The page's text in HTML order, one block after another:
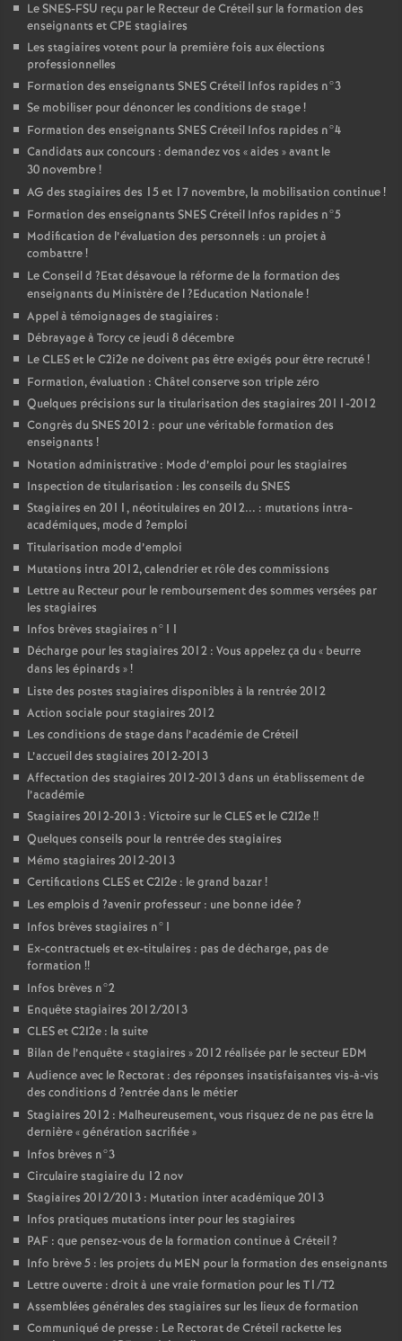
LeSNES-FSU reçu par le Recteur de Créteil sur la formation des
enseignants etCPE stagiaires
Les stagiaires votent pour la première fois aux élections
professionnelles
Formation des enseignants SNESCréteil Infos rapides n°3
Se mobiliser pour dénoncer les conditions de stage!
Formation des enseignants SNESCréteil Infos rapides n°4
Candidats aux concours : demandez vos «aides » avant le
30 novembre!
AG des stagiaires des 15 et 17 novembre, la mobilisation continue!
Formation des enseignants SNESCréteil Infos rapides n°5
Modification de l’évaluation des personnels : un projet à
combattre!
Le Conseil d ?Etat désavoue la réforme de la formation des
enseignants du Ministère de l?Education Nationale!
Appel à témoignages de stagiaires :
Débrayage à Torcy ce jeudi 8 décembre
LeCLESet le C2i2e ne doivent pas être exigés pour être recruté!
Formation, évaluation : Châtel conserve son triple zéro
Quelques précisions sur la titularisation des stagiaires 2011-2012
Congrès duSNES2012 : pour une véritable formation des
enseignants !
Notation administrative : Mode d’emploi pour les stagiaires
Inspection de titularisation : les conseils duSNES
Stagiaires en 2011, néotitulaires en 2012... : mutations intra-
académiques, mode d ?emploi
Titularisation mode d’emploi
Mutations intra 2012, calendrier et rôle des commissions
Lettre au Recteur pour le remboursement des sommes versées par
les stagiaires
Infos brèves stagiaires n°11
Décharge pour les stagiaires 2012 : Vous appelez ça du « beurre
dans les épinards »!
Liste des postes stagiaires disponibles à la rentrée 2012
Action sociale pour stagiaires 2012
Les conditions de stage dans l’académie de Créteil
L’accueil des stagiaires 2012-2013
Affectation des stagiaires 2012-2013 dans un établissement de
l’académie
Stagiaires 2012-2013 : Victoire sur leCLESet le C2I2e!!
Quelques conseils pour la rentrée des stagiaires
Mémo stagiaires 2012-2013
Certifications CLESet C2I2e : le grand bazar!
Les emplois d ?avenir professeur : une bonne idée?
Infos brèves stagiaires n°1
Ex-contractuels et ex-titulaires : pas de décharge, pas de
formation !!
Infos brèves n°2
Enquête stagiaires 2012/2013
CLESet C2I2e : la suite
Bilan de l’enquête «stagiaires » 2012 réalisée par le secteur EDM
Audience avec le Rectorat : des réponses insatisfaisantes vis-à-vis
des conditions d ?entrée dans le métier
Stagiaires 2012 : Malheureusement, vous risquez de ne pas être la
dernière «génération sacrifiée»
Infos brèves n°3
Circulaire stagiaire du 12 nov
Stagiaires 2012/2013 : Mutation inter académique 2013
Infos pratiques mutations inter pour les stagiaires
PAF : que pensez-vous de la formation continue à Créteil?
Info brève 5 : les projets du MEN pour la formation des enseignants
Lettre ouverte : droit à une vraie formation pour les T1/T2
Assemblées générales des stagiaires sur les lieux de formation
Communiqué de presse : Le Rectorat de Créteil rackette les